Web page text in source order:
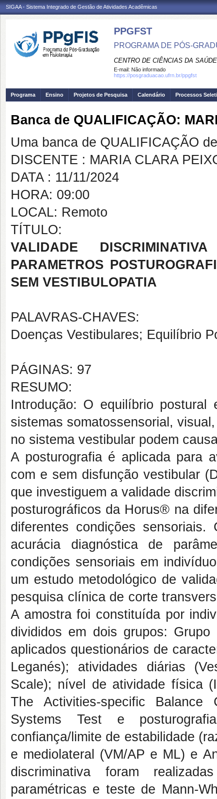
SIGAA - Sistema Integrado de Gestão de Atividades Acadêmicas
PPGFST
PROGRAMA DE PÓS-
CENTRO DE CIÊNCIAS DA SAÚDE
E-mail: Não informado
https://posgraduacao.ufrn.br/ppgfst
Programa Ensino Projetos de Pesquisa Calendário Processos
Banca de QUALIFICAÇÃO:
Uma banca de QUALIFICAÇÃO
DISCENTE : MARIA CLARA
DATA : 11/11/2024
HORA: 09:00
LOCAL: Remoto
TÍTULO:
VALIDADE
PARAMETROS
SEM VESTIBULOPATIA
PALAVRAS-CHAVES:
Doenças Vestibulares; Equilíbrio
PÁGINAS: 97
RESUMO:
Introdução: O equilíbrio postural
sistemas somatossensorial,
no sistema vestibular podem
A posturografia é aplicada para
com e sem disfunção vestibular
que investiguem a validade
posturográficos da Horus® na
diferentes condições
acurácia diagnóstica de
condições sensoriais em
um estudo metodológico de
pesquisa clínica de corte
A amostra foi constituída por
divididos em dois grupos:
aplicados questionários de
Leganés); atividades diárias
Scale); nível de atividade física
The Activities-specific Balance
Systems Test e
confiança/limite de estabilidade
e mediolateral (VM/AP e ML) e
discriminativa foram
paramétricas e teste de Mann-